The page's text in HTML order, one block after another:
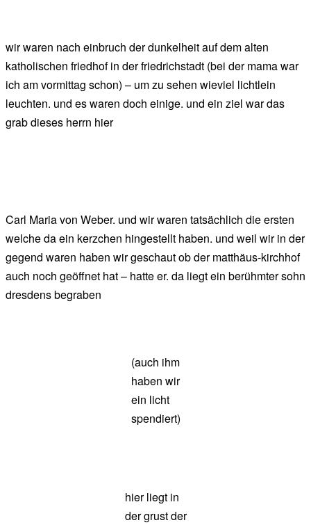
wir waren nach einbruch der dunkelheit auf dem alten
katholischen friedhof in der friedrichstadt (bei der mama war
ich am vormittag schon) – um zu sehen wieviel lichtlein
leuchten. und es waren doch einige. und ein ziel war das
grab dieses herrn hier
Carl Maria von Weber. und wir waren tatsächlich die ersten
welche da ein kerzchen hingestellt haben. und weil wir in der
gegend waren haben wir geschaut ob der matthäus-kirchhof
auch noch geöffnet hat – hatte er. da liegt ein berühmter sohn
dresdens begraben
(auch ihm
haben wir
ein licht
spendiert)
hier liegt in
der grust der